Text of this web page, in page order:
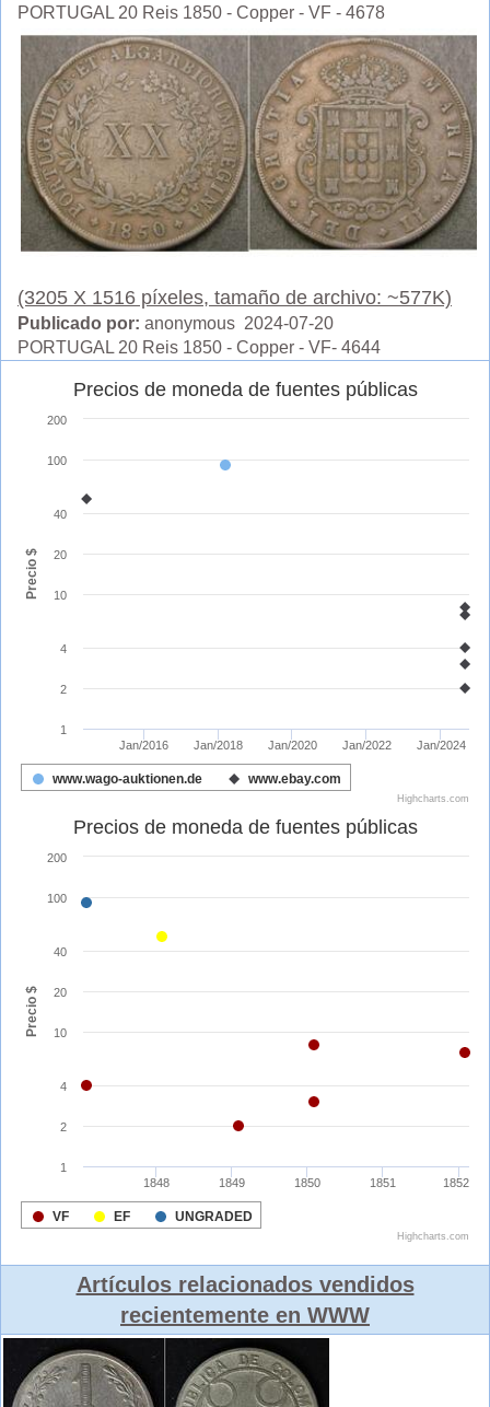
PORTUGAL 20 Reis 1850 - Copper - VF - 4678
(3205 X 1516 píxeles, tamaño de archivo: ~577K)
Publicado por: anonymous 2024-07-20
PORTUGAL 20 Reis 1850 - Copper - VF- 4644
Artículos relacionados vendidos
recientemente en WWW